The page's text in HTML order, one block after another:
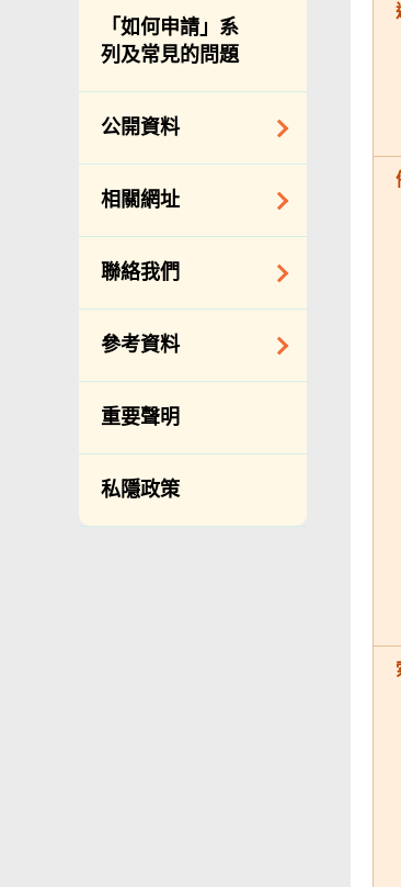
「如何申請」系
列及常見的問題
公開資料
公開資料守則
備存紀錄一覽表
相關網址
相關政府機構
聯絡我們
查詢、建議、要求
和投訴
分區環境衞生辦事
處地址及電話
滲水投訴調查聯合
辦事處 辦公時間、
參考資料
年度整合開放數據
計劃（包含空間數
據計劃）
立法會事務
促進種族平等
重要聲明
私隱政策